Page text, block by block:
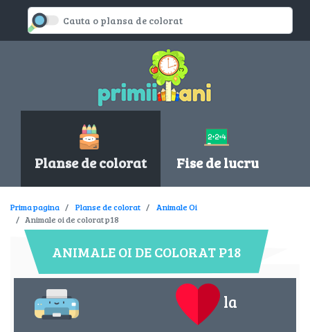
Planse de colorat Fise de lucru
Prima pagina Planse de colorat
Animale Oi
Animale oi de colorat p18
ANIMALE OI DE COLORAT P18
la